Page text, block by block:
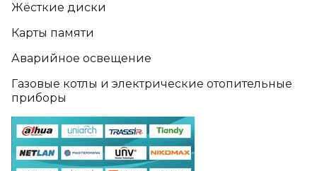
Жёсткие диски
Карты памяти
Аварийное освещение
Газовые котлы и электрические отопительные
приборы